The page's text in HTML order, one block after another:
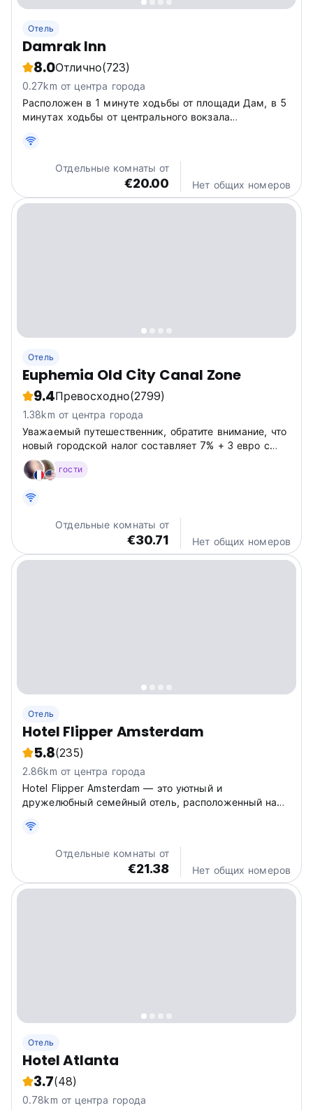
Отель
Damrak Inn
8.0Отлично(723)
0.27km от центра города
Расположен в 1 минуте ходьбы от площади Дам, в 5
минутах ходьбы от центрального вокзала
красных фонарей. За 10 минут можно добраться до
всех знаменитых достопримечательностей.
Отдельные комнаты от
€20.00 Нет общих номеров
Отель
Euphemia Old City Canal Zone
9.4Превосходно(2799)
1.38km от центра города
Уважаемый путешественник, обратите внимание, что
новый городской налог составляет 7% + 3 евро с
человека за ночь.
гости
Отдельные комнаты от
€30.71 Нет общих номеров
Отель
Hotel Flipper Amsterdam
5.8(235)
2.86km от центра города
Hotel Flipper Amsterdam — это уютный и
дружелюбный семейный отель, расположенный на
Отдельные комнаты от
€21.38 Нет общих номеров
Отель
Hotel Atlanta
3.7(48)
0.78km от центра города